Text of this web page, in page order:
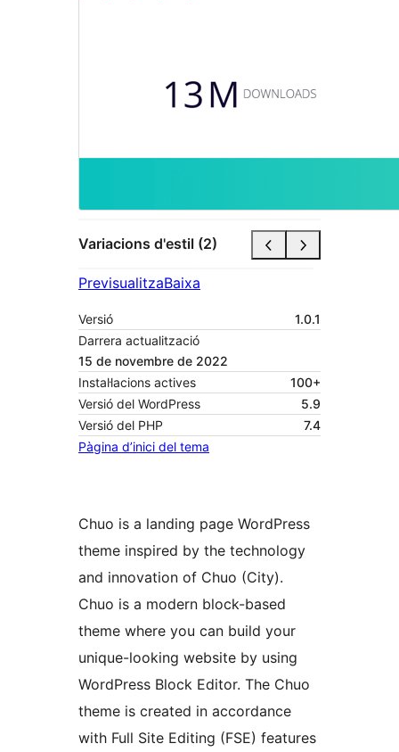
Variacions d'estil (2)
PrevisualitzaBaixa
Versió
1.0.1
Darrera actualització
15 de novembre de 2022
Instal·lacions actives
100+
Versió del WordPress
5.9
Versió del PHP
7.4
Pàgina d’inici del tema
Chuo is a landing page WordPress
theme inspired by the technology
and innovation of Chuo (City).
Chuo is a modern block-based
theme where you can build your
unique-looking website by using
WordPress Block Editor. The Chuo
theme is created in accordance
with Full Site Editing (FSE) features